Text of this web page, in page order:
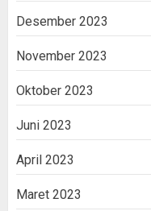
Desember 2023
November 2023
Oktober 2023
Juni 2023
April 2023
Maret 2023